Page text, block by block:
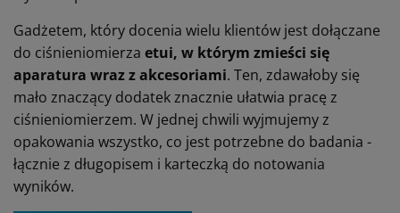
Gadżetem, który docenia wielu klientów jest dołączane
do ciśnieniomierza etui, w którym zmieści się
aparatura wraz z akcesoriami. Ten, zdawałoby się
mało znaczący dodatek znacznie ułatwia pracę z
ciśnieniomierzem. W jednej chwili wyjmujemy z
opakowania wszystko, co jest potrzebne do badania -
łącznie z długopisem i karteczką do notowania
wyników.